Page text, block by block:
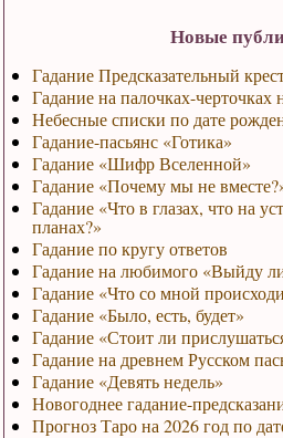
Новые
Гадание Предсказательный
Гадание на палочках-черточках
Небесные списки по дате
Гадание-пасьянс «Готика»
Гадание «Шифр Вселенной»
Гадание «Почему мы не
Гадание «Что в глазах, что на
планах?»
Гадание по кругу ответов
Гадание на любимого «Выйду
Гадание «Что со мной
Гадание «Было, есть, будет»
Гадание «Стоит ли
Гадание на древнем Русском
Гадание «Девять недель»
Новогоднее гадание-
Прогноз Таро на 2026 год по